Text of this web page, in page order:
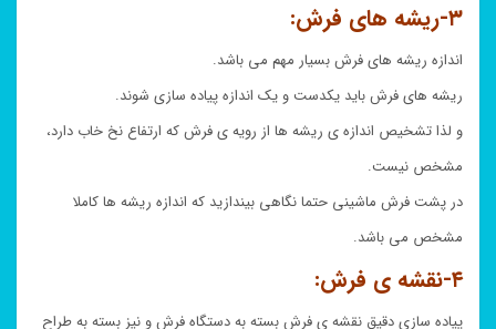
۳-ریشه های فرش:
اندازه ریشه های فرش بسیار مهم می باشد.
ریشه های فرش باید یکدست و یک اندازه پیاده سازی شوند.
و لذا تشخیص اندازه ی ریشه ها از رویه ی فرش که ارتفاع نخ خاب دارد،
مشخص نیست.
در پشت فرش ماشینی حتما نگاهی بیندازید که اندازه ریشه ها کاملا
مشخص می باشد.
۴-نقشه ی فرش:
پیاده سازی دقیق نقشه ی فرش بسته به دستگاه فرش و نیز بسته به طراح